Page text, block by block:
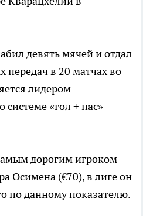
девять мячей и отдал
передач в 20 матчах во
лидером
«гол + пас»
дорогим игроком
Осимена (€70), в лиге он
по данному показателю.